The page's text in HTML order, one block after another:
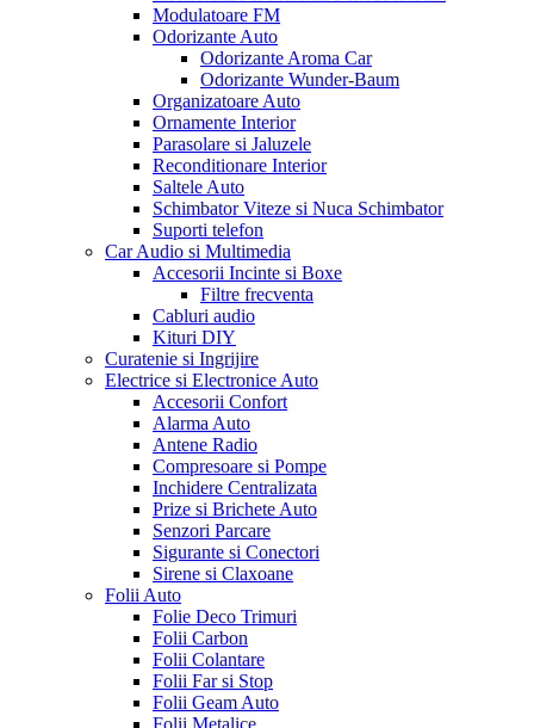
Modulatoare FM
Odorizante Auto
Odorizante Aroma Car
Odorizante Wunder-Baum
Organizatoare Auto
Ornamente Interior
Parasolare si Jaluzele
Reconditionare Interior
Saltele Auto
Schimbator Viteze si Nuca Schimbator
Suporti telefon
Car Audio si Multimedia
Accesorii Incinte si Boxe
Filtre frecventa
Cabluri audio
Kituri DIY
Curatenie si Ingrijire
Electrice si Electronice Auto
Accesorii Confort
Alarma Auto
Antene Radio
Compresoare si Pompe
Inchidere Centralizata
Prize si Brichete Auto
Senzori Parcare
Sigurante si Conectori
Sirene si Claxoane
Folii Auto
Folie Deco Trimuri
Folii Carbon
Folii Colantare
Folii Far si Stop
Folii Geam Auto
Folii Metalice